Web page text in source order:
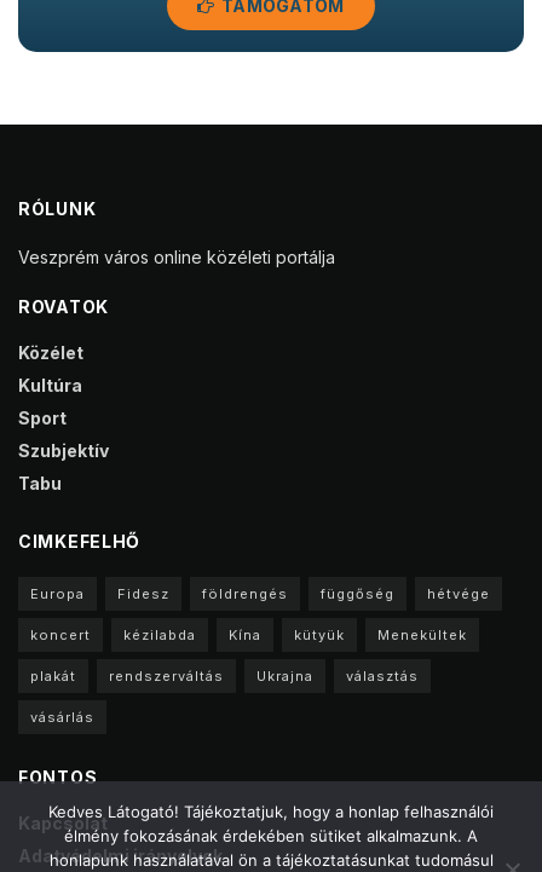
TÁMOGATOM
RÓLUNK
Veszprém város online közéleti portálja
ROVATOK
Közélet
Kultúra
Sport
Szubjektív
Tabu
CIMKEFELHŐ
Europa Fidesz földrengés függőség hétvége
koncert kézilabda Kína kütyük Menekültek
plakát rendszerváltás Ukrajna választás
vásárlás
FONTOS
Kapcsolat
Adatvédelmi irányelvek
Kedves Látogató! Tájékoztatjuk, hogy a honlap felhasználói
élmény fokozásának érdekében sütiket alkalmazunk. A
honlapunk használatával ön a tájékoztatásunkat tudomásul